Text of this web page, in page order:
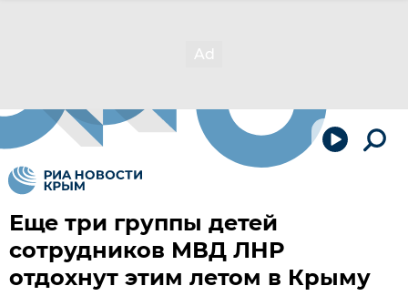
Еще три группы детей
сотрудников МВД ЛНР
отдохнут этим летом в Крыму